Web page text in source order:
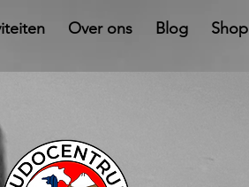
Over ons Blog Shop